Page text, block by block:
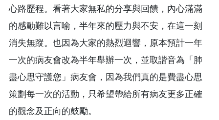
心路歷程。看著大家無私的分享與回饋，內心滿滿
的感動難以言喻，半年來的壓力與不安，在這一刻
消失無蹤。也因為大家的熱烈迴響，原本預計一年
一次的病友會改為半年舉辦一次，並取諧音為「肺
盡心思守護您」病友會，因為我們真的是費盡心思
策劃每一次的活動，只希望帶給所有病友更多正確
的觀念及正向的鼓勵。